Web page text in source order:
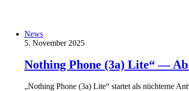
News
5. November 2025
Nothing Phone (3a) Lite“ —
„Nothing Phone (3a) Lite“ startet als nüchterne